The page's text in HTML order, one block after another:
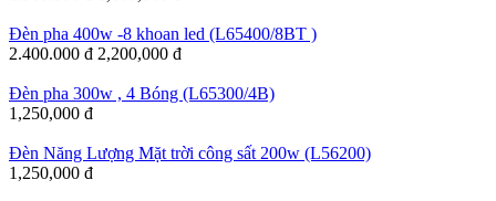
Đèn pha 400w -8 khoan led (L65400/8BT )
2.400.000 đ 2,200,000 đ
Đèn pha 300w , 4 Bóng (L65300/4B)
1,250,000 đ
Đèn Năng Lượng Mặt trời công sất 200w (L56200)
1,250,000 đ